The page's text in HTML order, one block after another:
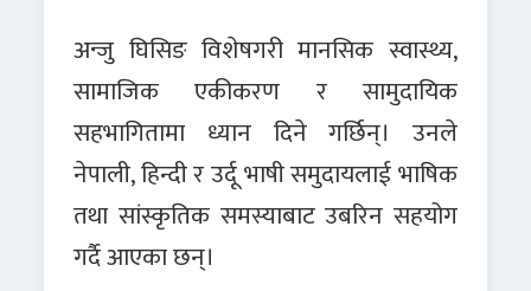
अन्जु घिसिङ विशेषगरी मानसिक स्वास्थ्य,
सामाजिक एकीकरण र सामुदायिक
सहभागितामा ध्यान दिने गर्छिन्। उनले
नेपाली, हिन्दी र उर्दू भाषी समुदायलाई भाषिक
तथा सांस्कृतिक समस्याबाट उबरिन सहयोग
गर्दै आएका छन्।